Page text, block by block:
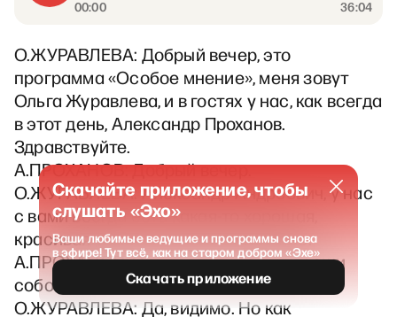
00:00 36:04
О.ЖУРАВЛЕВА: Добрый вечер, это
программа «Особое мнение», меня зовут
Ольга Журавлева, и в гостях у нас, как всегда
в этот день, Александр Проханов.
Здравствуйте.
А.ПРОХАНОВ: Добрый вечер.
О.ЖУРАВЛЕВА: Александр Андреевич, у нас
с вами всегда есть какая-то хорошая,
красивая тема, чтобы поглобальнее.
А.ПРОХАНОВ: Это потому что вы хороши
собой.
О.ЖУРАВЛЕВА: Да, видимо. Но как
Скачайте приложение, чтобы
слушать «Эхо»
Ваши любимые ведущие и программы снова
в эфире! Тут всё, как на старом добром «Эхе»
Скачать приложение